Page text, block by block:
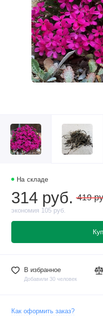
На складе
314 руб. 419
экономия 105 руб.
В избранное
Добавили 30 человек
Как оформить заказ?